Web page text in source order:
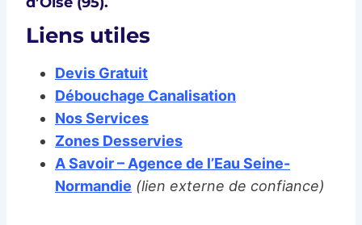
Liens utiles
Devis Gratuit
Débouchage Canalisation
Nos Services
Zones Desservies
A Savoir – Agence de l’Eau Seine-
Normandie (lien externe de confiance)